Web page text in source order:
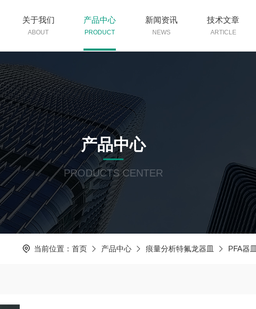
关于我们
ABOUT
产品中心
PRODUCT
新闻资讯
NEWS
技术文章
ARTICLE
产品中心
PRODUCTS CENTER
当前位置： 首页 产品中心 痕量分析特氟龙器皿 PFA器皿